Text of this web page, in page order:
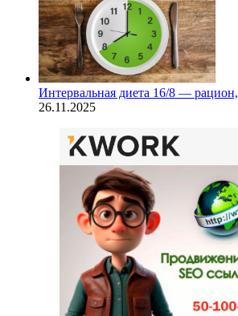
Интервальная диета 16/8 —
26.11.2025